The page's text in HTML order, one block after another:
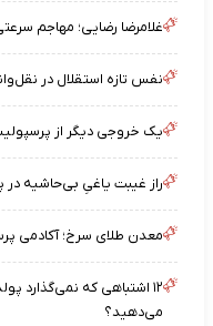
غلامرضا رضایی؛ مهاجم
نفس تازه استقلال در نقل‌وانتقالات؛ ۳ پنجره باز شد اما
یک خروجی دیگر از
راز غیبت یاغیِ بی‌حاشیه
معدن طلای سرخ؛ آکادمی پرسپولیس ۱۰۰
۱۲ اشتباهی که نمی‌گذارد
می‌دهید؟